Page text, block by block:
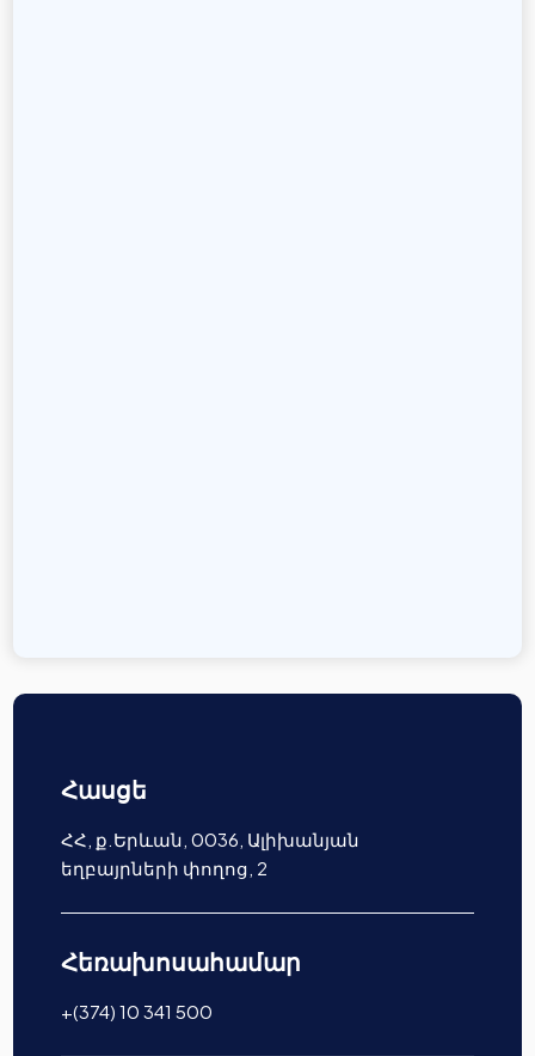
Հասցե
ՀՀ, ք.Երևան, 0036, Ալիխանյան
եղբայրների փողոց, 2
Հեռախոսահամար
+(374) 10 341 500